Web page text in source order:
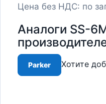
Цена без НДС: по
Аналоги SS-
Parker Хотите